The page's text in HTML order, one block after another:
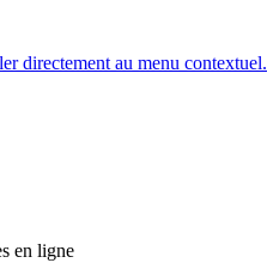
directement au menu contextuel.
en ligne